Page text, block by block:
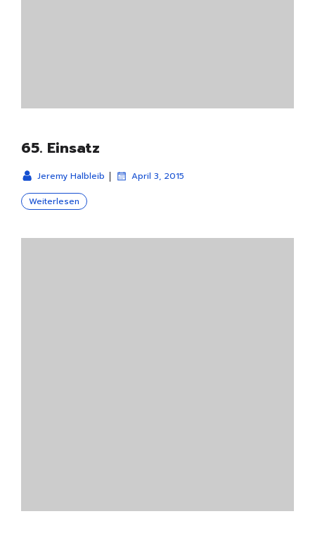
65. Einsatz
Jeremy Halbleib | April 3, 2015
Weiterlesen